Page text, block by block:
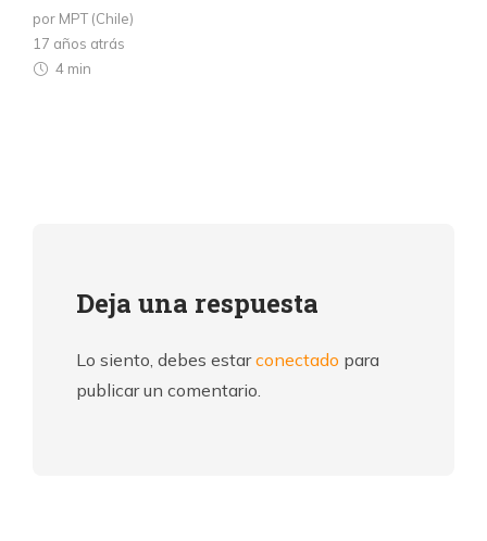
por MPT (Chile)
17 años atrás
4 min
Deja una respuesta
Lo siento, debes estarconectado para
publicar un comentario.